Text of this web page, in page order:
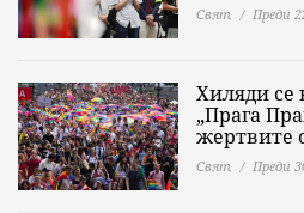
Свят Преди
Хиляди се
„Прага
жертвите
Свят Преди